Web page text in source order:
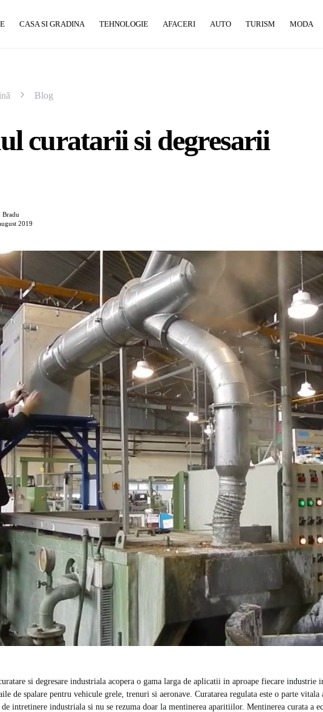
CASA SI GRADINA TEHNOLOGIE AFACERI AUTO TURISM MODA
Blog
curatarii si degresarii
Bradu
2019
si degresare industriala acopera o gama larga de aplicatii in aproape fiecare industrie
de spalare pentru vehicule grele, trenuri si aeronave. Curatarea regulata este o parte
intretinere industriala si nu se rezuma doar la mentinerea aparitiilor. Mentinerea curata a